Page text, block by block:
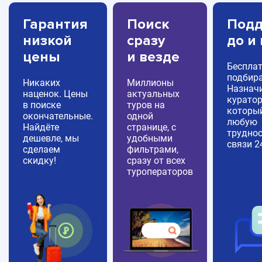
Гарантия
низкой
цены
Никаких
наценок. Цены
в поиске
окончательные.
Найдёте
дешевле, мы
сделаем
скидку!
Поиск
сразу
и везде
Миллионы
актуальных
туров на
одной
странице, с
удобными
фильтрами,
сразу от всех
туроператоров
до и
любую
связи